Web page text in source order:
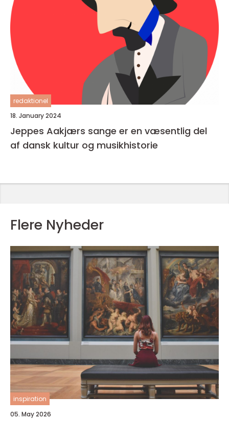
redaktionel
18. January 2024
Jeppes Aakjærs sange er en væsentlig del
af dansk kultur og musikhistorie
Flere Nyheder
inspiration
05. May 2026